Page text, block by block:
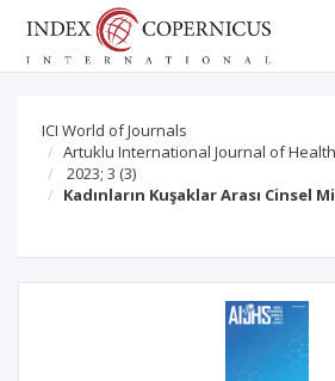
ICI World of Journals
Artuklu International Journal of
2023; 3 (3)
Kadınların Kuşaklar Arası Cinsel